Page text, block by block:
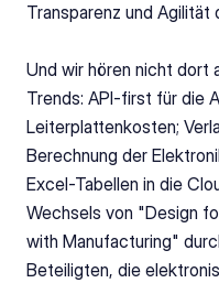
Transparenz und
Und wir hören nicht dort
Trends: API-first für die
Leiterplattenkosten;
Berechnung der
Excel-Tabellen in die
Wechsels von "Design
with Manufacturing"
Beteiligten, die